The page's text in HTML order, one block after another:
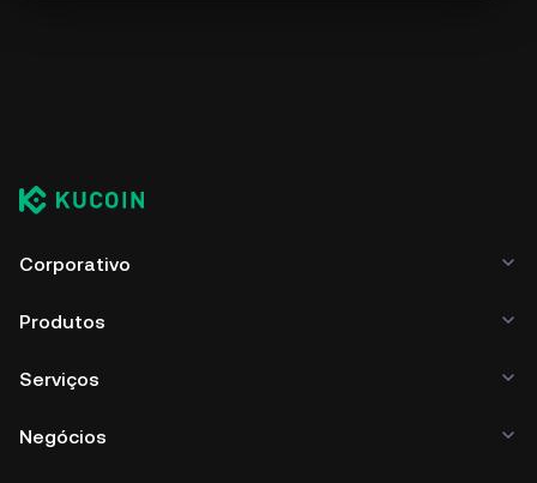
Corporativo
Produtos
Serviços
Negócios